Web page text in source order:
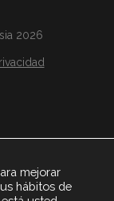
2026
mejorar
hábitos de